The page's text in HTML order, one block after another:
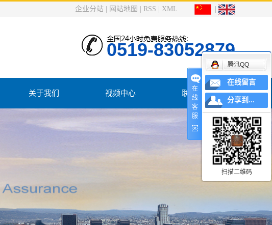
企业分站 网站地图 RSS XML
0519-83052879
关于我们
公司简介
视频中心 联系我们
在
线
客
服
腾讯QQ
在线留言
分享到...
扫描二维码